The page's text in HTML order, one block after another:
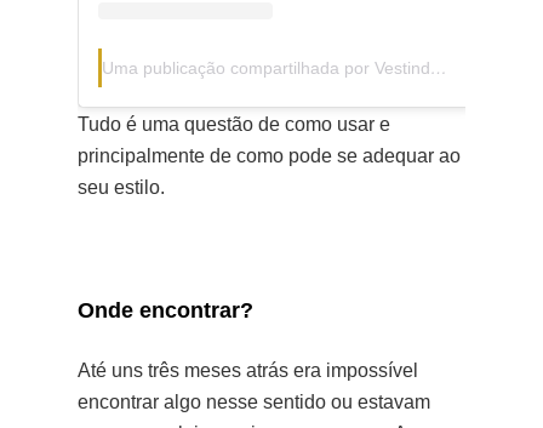
Uma publicação compartilhada por Vestindo Ideias🍃🌻♊ (@caahwolf)
Tudo é uma questão de como usar e
principalmente de como pode se adequar ao
seu estilo.
Onde encontrar?
Até uns três meses atrás era impossível
encontrar algo nesse sentido ou estavam